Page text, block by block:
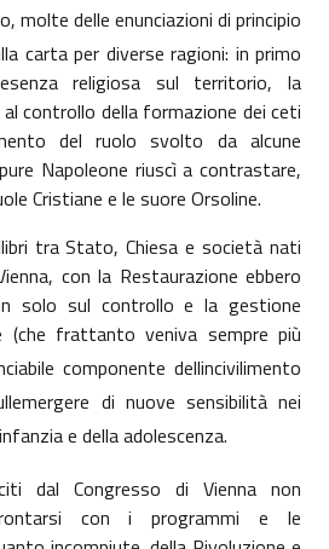
molte delle enunciazioni di principio
carta per diverse ragioni: in primo
religiosa sul territorio, la
controllo della formazione dei ceti
del ruolo svolto da alcune
Napoleone riuscì a contrastare,
Cristiane e le suore Orsoline.
tra Stato, Chiesa e società nati
con la Restaurazione ebbero
solo sul controllo e la gestione
(che frattanto veniva sempre più
componente dellincivilimento
di nuove sensibilità nei
e della adolescenza.
dal Congresso di Vienna non
con i programmi e le